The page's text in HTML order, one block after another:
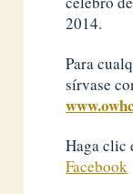
2014.
Para
sírvase
Haga clic
Facebook